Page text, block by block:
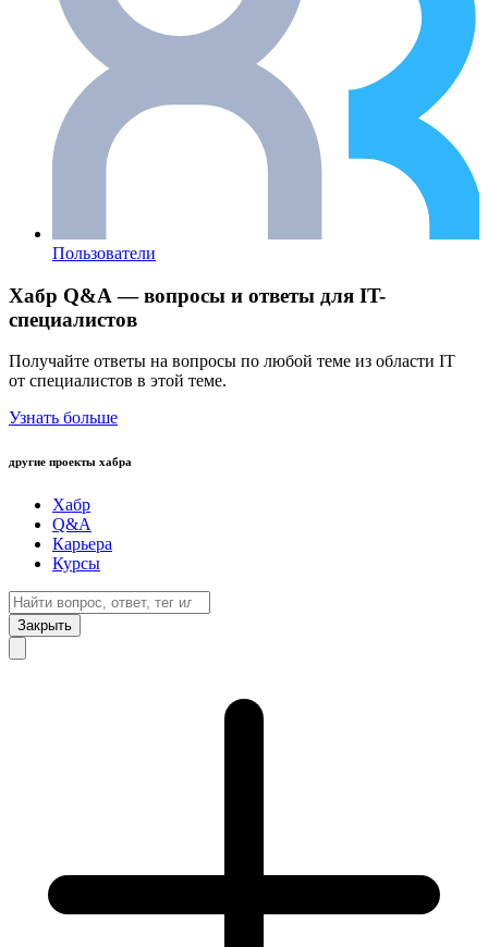
Пользователи
Хабр Q&A — вопросы и ответы для IT-
специалистов
Получайте ответы на вопросы по любой теме из области IT
от специалистов в этой теме.
Узнать больше
другие проекты хабра
Хабр
Q&A
Карьера
Курсы
Закрыть